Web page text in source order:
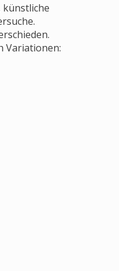
künstliche
Variationen: